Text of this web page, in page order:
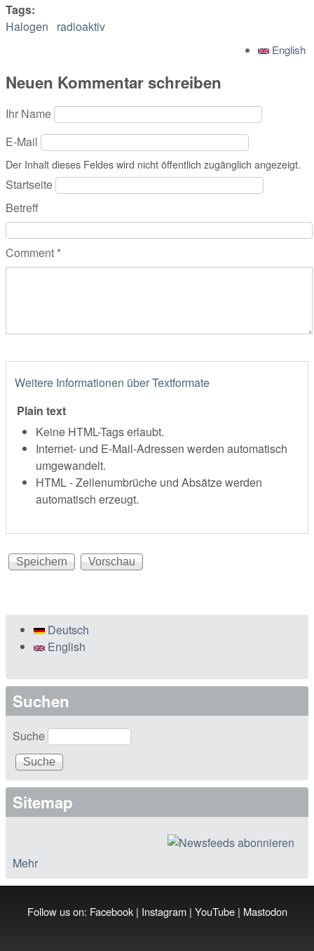
Tags:
Halogen
radioaktiv
English
Neuen Kommentar schreiben
Ihr Name
E-Mail
Der Inhalt dieses Feldes wird nicht öffentlich zugänglich angezeigt.
Startseite
Betreff
Comment *
Weitere Informationen über Textformate
Plain text
Keine HTML-Tags erlaubt.
Internet- und E-Mail-Adressen werden automatisch
umgewandelt.
HTML - Zeilenumbrüche und Absätze werden
automatisch erzeugt.
Deutsch
English
Suchen
Suche
Sitemap
Mehr
Follow us on: Facebook| Instagram| YouTube| Mastodon